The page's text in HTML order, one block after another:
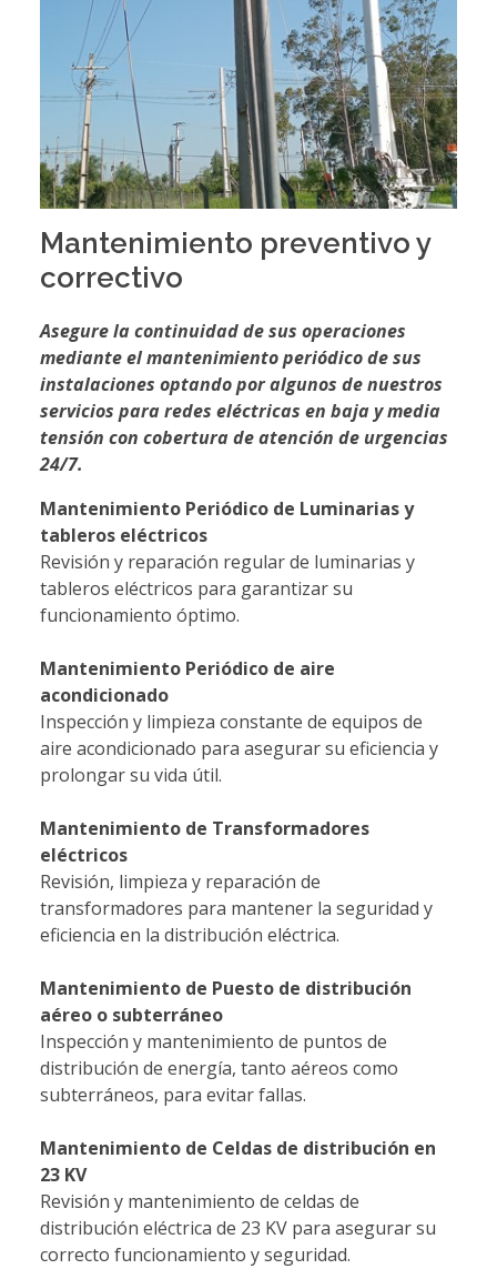
Mantenimiento preventivo y
correctivo
Asegure la continuidad de sus operaciones
mediante el mantenimiento periódico de sus
instalaciones optando por algunos de nuestros
servicios para redes eléctricas en baja y media
tensión con cobertura de atención de urgencias
24/7.
Mantenimiento Periódico de Luminarias y
tableros eléctricos
Revisión y reparación regular de luminarias y
tableros eléctricos para garantizar su
funcionamiento óptimo.
Mantenimiento Periódico de aire
acondicionado
Inspección y limpieza constante de equipos de
aire acondicionado para asegurar su eficiencia y
prolongar su vida útil.
Mantenimiento de Transformadores
eléctricos
Revisión, limpieza y reparación de
transformadores para mantener la seguridad y
eficiencia en la distribución eléctrica.
Mantenimiento de Puesto de distribución
aéreo o subterráneo
Inspección y mantenimiento de puntos de
distribución de energía, tanto aéreos como
subterráneos, para evitar fallas.
Mantenimiento de Celdas de distribución en
23 KV
Revisión y mantenimiento de celdas de
distribución eléctrica de 23 KV para asegurar su
correcto funcionamiento y seguridad.